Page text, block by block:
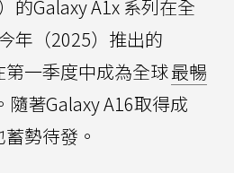
的Galaxy A1x 系列在全
年（2025）推出的
第一季度中成為全球最暢
著Galaxy A16取得成
蓄勢待發。